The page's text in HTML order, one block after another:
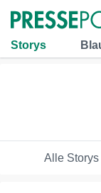
Storys
Alle Storys